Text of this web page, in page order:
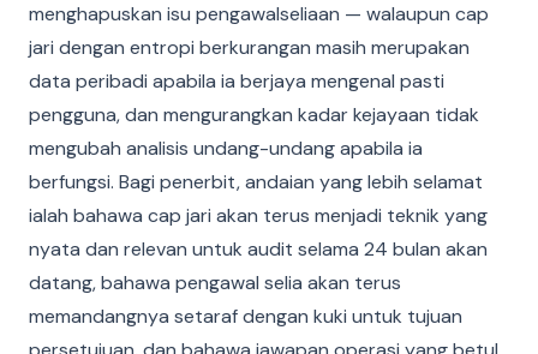
menghapuskan isu pengawalseliaan — walaupun cap
jari dengan entropi berkurangan masih merupakan
data peribadi apabila ia berjaya mengenal pasti
pengguna, dan mengurangkan kadar kejayaan tidak
mengubah analisis undang-undang apabila ia
berfungsi. Bagi penerbit, andaian yang lebih selamat
ialah bahawa cap jari akan terus menjadi teknik yang
nyata dan relevan untuk audit selama 24 bulan akan
datang, bahawa pengawal selia akan terus
memandangnya setaraf dengan kuki untuk tujuan